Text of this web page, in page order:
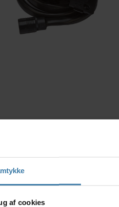
af cookies